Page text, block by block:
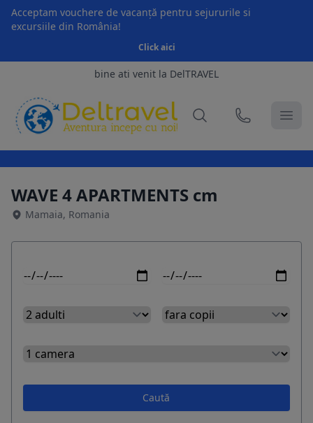
Acceptam vouchere de vacanță pentru sejururile si
excursiile din România!
Click aici
bine ati venit la DelTRAVEL
WAVE 4 APARTMENTS cm
Mamaia, Romania
Caută